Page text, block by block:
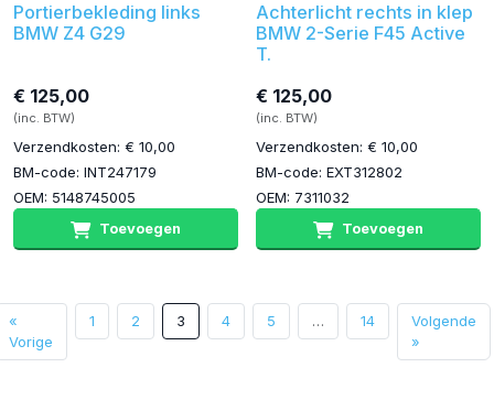
Portierbekleding links
BMW Z4 G29
€ 125,00
(inc. BTW)
Verzendkosten: € 10,00
BM-code: INT247179
OEM: 5148745005
Toevoegen
Achterlicht rechts in klep
BMW 2-Serie F45 Active
T.
€ 125,00
(inc. BTW)
Verzendkosten: € 10,00
BM-code: EXT312802
OEM: 7311032
Toevoegen
«
Vorige
1 2 3 4 5 … 14
Volgende
»